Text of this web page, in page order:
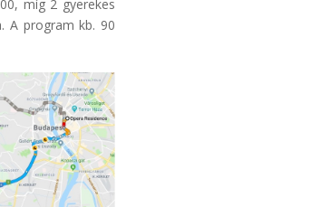
míg 2 gyerekes
A program kb. 90